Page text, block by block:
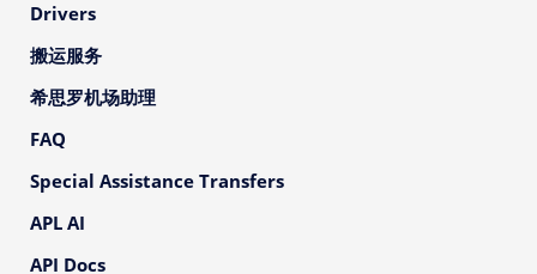
Drivers
搬运服务
希思罗机场助理
FAQ
Special Assistance Transfers
APL AI
API Docs